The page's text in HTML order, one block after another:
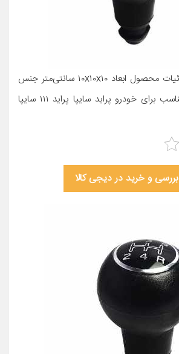
معرفی محصول جزئیات محصول ابعاد ۱۰x۱۰x۱۰ سانتی‌متر جنس
پلاستیک فشرده مناسب برای خودرو پراید سایپا پراید ۱۱۱ سایپا
بررسی و خرید در دیجی کالا